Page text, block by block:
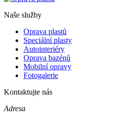
Naše služby
Oprava plastů
Speciální plasty
Autointeriéry
Oprava bazénů
Mobilní opravy
Fotogalerie
Kontaktujte nás
Adresa